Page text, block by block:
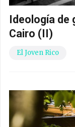
Ideología de
Cairo (II)
El Joven Rico